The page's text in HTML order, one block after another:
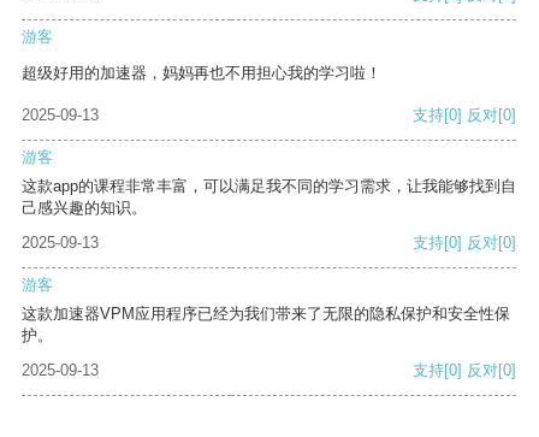
游客
超级好用的加速器，妈妈再也不用担心我的学习啦！
2025-09-13 支持[0] 反对[0]
游客
这款app的课程非常丰富，可以满足我不同的学习需求，让我能够找到自
己感兴趣的知识。
2025-09-13
支持[0] 反对[0]
游客
这款加速器VPM应用程序已经为我们带来了无限的隐私保护和安全性保
护。
2025-09-13
支持[0] 反对[0]